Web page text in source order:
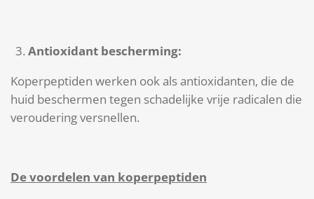
Antioxidant bescherming:
Koperpeptiden werken ook als antioxidanten, die de
huid beschermen tegen schadelijke vrije radicalen die
veroudering versnellen.
De voordelen van koperpeptiden